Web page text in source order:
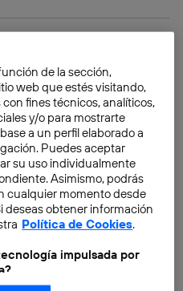
de la sección,
web que estés visitando,
fines técnicos, analíticos,
y/o para mostrarte
a un perfil elaborado a
Puedes aceptar
su uso individualmente
Asimismo, podrás
cualquier momento desde
deseas obtener información
Política de Cookies.
impulsada por